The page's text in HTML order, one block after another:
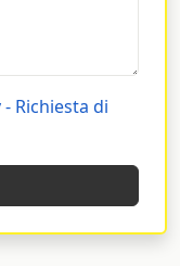
- Richiesta di